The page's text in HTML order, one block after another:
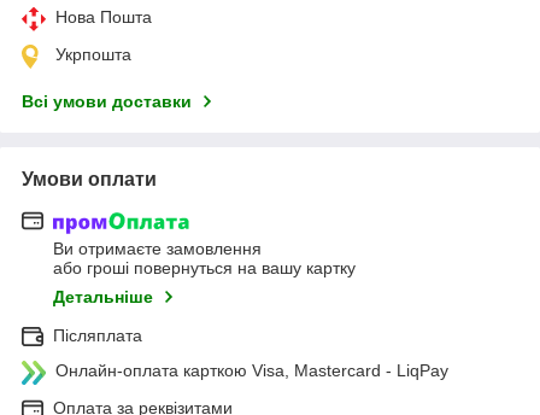
Нова Пошта
Укрпошта
Всі умови доставки
Умови оплати
Ви отримаєте замовлення
або гроші повернуться на вашу картку
Детальніше
Післяплата
Онлайн-оплата карткою Visa, Mastercard - LiqPay
Оплата за реквізитами